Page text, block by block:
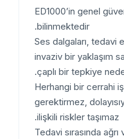
ED1000’in
bilinmektedir.
Ses dalgaları,
invaziv bir
çaplı bir
Herhangi bir
gerektirmez,
ilişkili riskler
Tedavi